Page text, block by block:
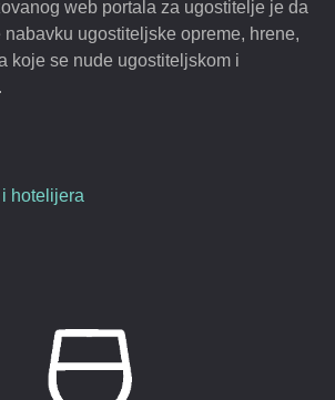
web portala za ugostitelje je da
ugostiteljske opreme, hrene,
koje se nude ugostiteljskom i
hotelijera